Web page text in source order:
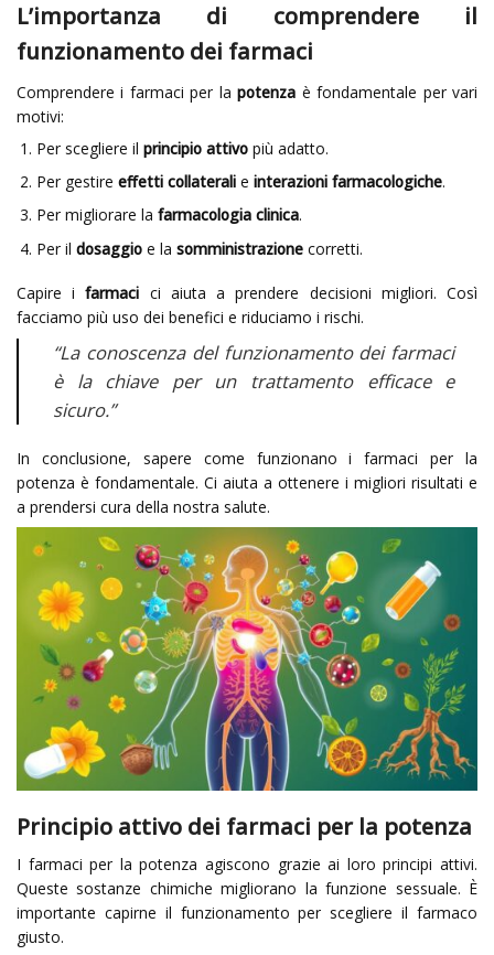
L’importanza di comprendere il
funzionamento dei farmaci
Comprendere i farmaci per lapotenza è fondamentale per vari
motivi:
Per scegliere il principio attivopiù adatto.
Per gestire effetti collateralie interazioni farmacologiche.
Per migliorare la farmacologia clinica.
Per il dosaggioe la somministrazionecorretti.
Capire ifarmaci ci aiuta a prendere decisioni migliori. Così
facciamo più uso dei benefici e riduciamo i rischi.
“La conoscenza del funzionamento dei farmaci
è la chiave per un trattamento efficace e
sicuro.”
In conclusione, sapere come funzionano i farmaci per la
potenza è fondamentale. Ci aiuta a ottenere i migliori risultati e
a prendersi cura della nostra salute.
Principio attivo dei farmaci per la potenza
I farmaci per la potenza agiscono grazie ai loro principi attivi.
Queste sostanze chimiche migliorano la funzione sessuale. È
importante capirne il funzionamento per scegliere il farmaco
giusto.